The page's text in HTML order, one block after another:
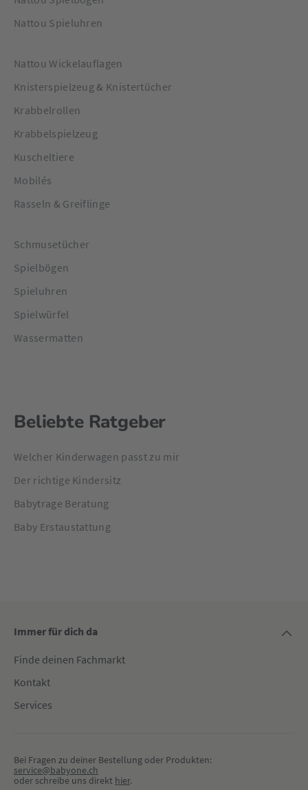
Nattou Spieluhren
Nattou Wickelauflagen
Knisterspielzeug & Knistertücher
Krabbelrollen
Krabbelspielzeug
Kuscheltiere
Mobilés
Rasseln & Greiflinge
Schmusetücher
Spielbögen
Spieluhren
Spielwürfel
Wassermatten
Beliebte Ratgeber
Welcher Kinderwagen passt zu mir
Der richtige Kindersitz
Babytrage Beratung
Baby Erstaustattung
Immer für dich da
Finde deinen Fachmarkt
Kontakt
Services
Bei Fragen zu deiner Bestellung oder Produkten:
service@babyone.ch
oder schreibe uns direkt hier.